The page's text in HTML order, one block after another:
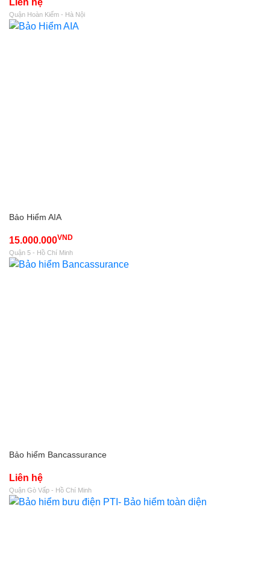
Liên hệ
Quận Hoàn Kiếm - Hà Nội
Bảo Hiểm AIA
15.000.000VND
Quận 5 - Hồ Chí Minh
Bảo hiểm Bancassurance
Liên hệ
Quận Gò Vấp - Hồ Chí Minh